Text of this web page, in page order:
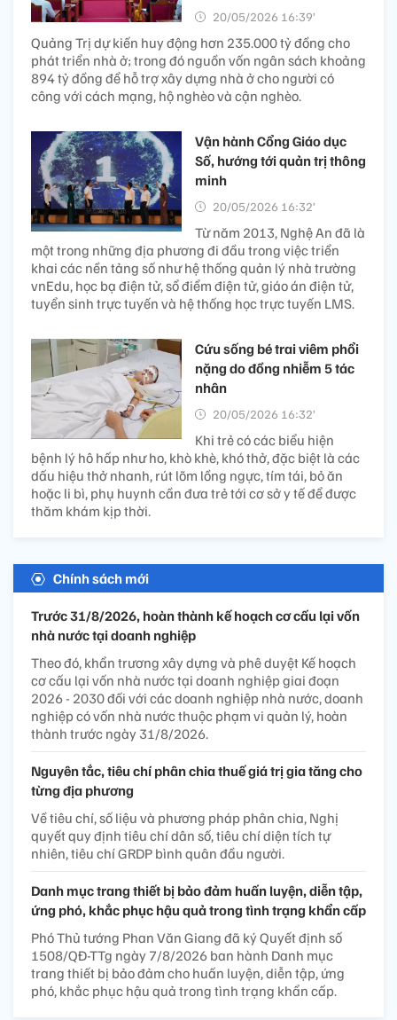
20/05/2026 16:39’
Quảng Trị dự kiến huy động hơn 235.000 tỷ đồng cho
phát triển nhà ở; trong đó nguồn vốn ngân sách khoảng
894 tỷ đồng để hỗ trợ xây dựng nhà ở cho người có
công với cách mạng, hộ nghèo và cận nghèo.
Vận hành Cổng Giáo dục
Số, hướng tới quản trị thông
minh
20/05/2026 16:32’
Từ năm 2013, Nghệ An đã là
một trong những địa phương đi đầu trong việc triển
khai các nền tảng số như hệ thống quản lý nhà trường
vnEdu, học bạ điện tử, sổ điểm điện tử, giáo án điện tử,
tuyển sinh trực tuyến và hệ thống học trực tuyến LMS.
Cứu sống bé trai viêm phổi
nặng do đồng nhiễm 5 tác
nhân
20/05/2026 16:32’
Khi trẻ có các biểu hiện
bệnh lý hô hấp như ho, khò khè, khó thở, đặc biệt là các
dấu hiệu thở nhanh, rút lõm lồng ngực, tím tái, bỏ ăn
hoặc li bì, phụ huynh cần đưa trẻ tới cơ sở y tế để được
thăm khám kịp thời.
Chính sách mới
Trước 31/8/2026, hoàn thành kế hoạch cơ cấu lại vốn
nhà nước tại doanh nghiệp
Theo đó, khẩn trương xây dựng và phê duyệt Kế hoạch
cơ cấu lại vốn nhà nước tại doanh nghiệp giai đoạn
2026 - 2030 đối với các doanh nghiệp nhà nước, doanh
nghiệp có vốn nhà nước thuộc phạm vi quản lý, hoàn
thành trước ngày 31/8/2026.
Nguyên tắc, tiêu chí phân chia thuế giá trị gia tăng cho
từng địa phương
Về tiêu chí, số liệu và phương pháp phân chia, Nghị
quyết quy định tiêu chí dân số, tiêu chí diện tích tự
nhiên, tiêu chí GRDP bình quân đầu người.
Danh mục trang thiết bị bảo đảm huấn luyện, diễn tập,
ứng phó, khắc phục hậu quả trong tình trạng khẩn cấp
Phó Thủ tướng Phan Văn Giang đã ký Quyết định số
1508/QĐ-TTg ngày 7/8/2026 ban hành Danh mục
trang thiết bị bảo đảm cho huấn luyện, diễn tập, ứng
phó, khắc phục hậu quả trong tình trạng khẩn cấp.